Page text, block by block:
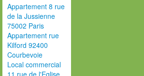
Appartement 8 rue
de la Jussienne
75002 Paris
Appartement rue
Kilford 92400
Courbevoie
Local commercial
11 rue de l'Eglise